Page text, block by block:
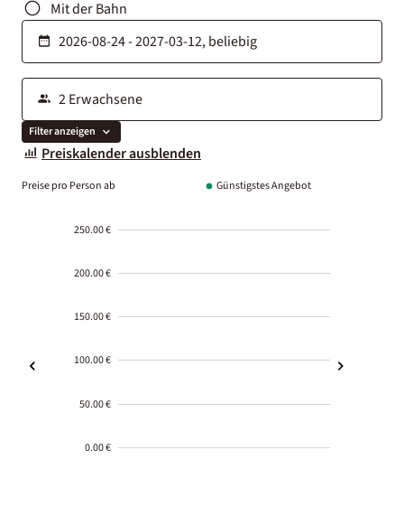
Mit der Bahn
Filter anzeigen
Preiskalender ausblenden
Preise pro Person ab Günstigstes Angebot
250.00 €
200.00 €
150.00 €
100.00 €
50.00 €
0.00 €